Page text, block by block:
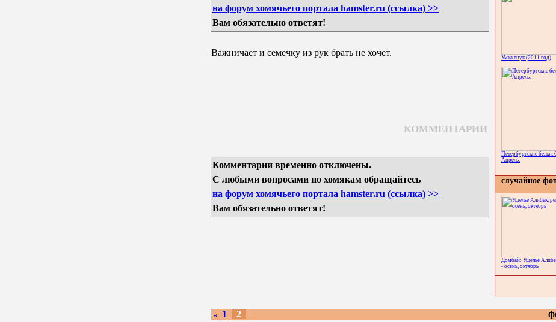
на форум хомячьего портала hamster.ru (ссылка) >>
Вам обязательно ответят!
Важничает и семечку из рук брать не хочет.
КОММЕНТАРИИ
Комментарии временно отключены.
С любыми вопросами по хомякам обращайтесь
на форум хомячьего портала hamster.ru (ссылка) >>
Вам обязательно ответят!
Умка внук (2011 год)
Петербургские белки.
Апрель.
случайное
Домбай: Ущелье
- осень, октябрь
« 1 2